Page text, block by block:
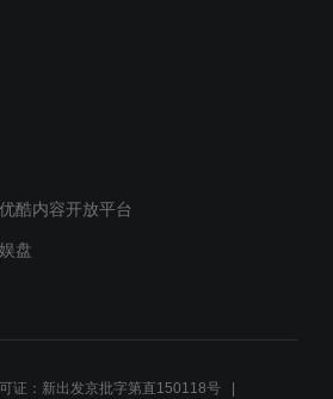
家村民一步步迈向幸福
02:29
优酷内容开放平台
娱盘
证：新出发京批字第直150118号